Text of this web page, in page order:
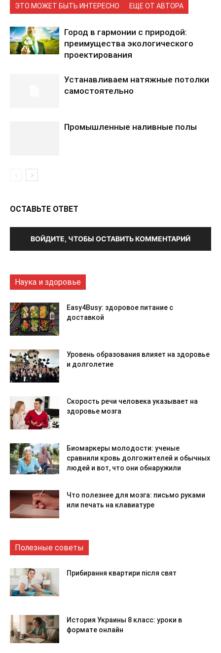
ЭТО МОЖЕТ БЫТЬ ИНТЕРЕСНО ЕЩЕ ОТ АВТОРА
Город в гармонии с природой:
преимущества экологического
проектирования
Устанавливаем натяжные потолки
самостоятельно
Промышленные наливные полы
ОСТАВЬТЕ ОТВЕТ
ВОЙДИТЕ, ЧТОБЫ ОСТАВИТЬ КОММЕНТАРИЙ
Наука и здоровье
Easy4Busy: здоровое питание с
доставкой
Уровень образования влияет на здоровье
и долголетие
Скорость речи человека указывает на
здоровье мозга
Биомаркеры молодости: ученые
сравнили кровь долгожителей и обычных
людей и вот, что они обнаружили
Что полезнее для мозга: письмо руками
или печать на клавиатуре
Полезные советы
Прибирання квартири після свят
История Украины 8 класс: уроки в
формате онлайн